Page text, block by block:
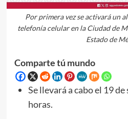
Por primera vez se activará un
telefonía celular en la Ciudad de
Estado de
Comparte tú mundo
Se llevará a cabo el 19
horas.